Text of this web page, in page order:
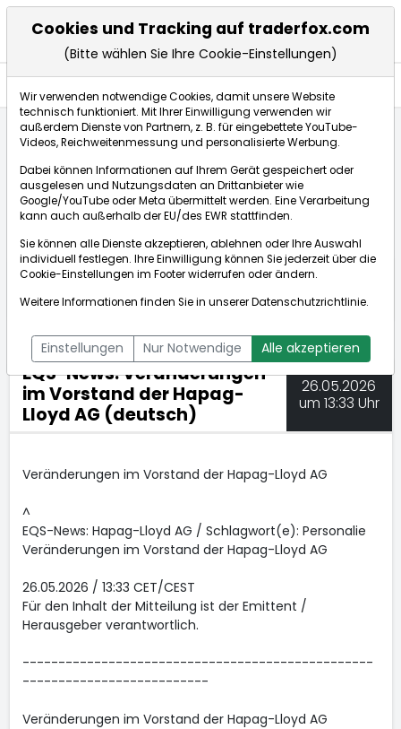
EQS-News: Veränderungen im Vorstand der Hapag-Llo...
dpa-AFX Compact
ÜBERSICHT DPA-AFX PROFEED
DPA-AFX COMPACT
NEWSBOT
EQS-News: Veränderungen
im Vorstand der Hapag-
Lloyd AG (deutsch)
26.05.2026
um 13:33 Uhr
Veränderungen im Vorstand der Hapag-Lloyd AG
^
EQS-News: Hapag-Lloyd AG / Schlagwort(e): Personalie
Veränderungen im Vorstand der Hapag-Lloyd AG
26.05.2026 / 13:33 CET/CEST
Für den Inhalt der Mitteilung ist der Emittent /
Herausgeber verantwortlich.
-------------------------------------------------
--------------------------
Veränderungen im Vorstand der Hapag-Lloyd AG
Cookies und Tracking auf traderfox.com
(Bitte wählen Sie Ihre Cookie-Einstellungen)
Wir verwenden notwendige Cookies, damit unsere Website
technisch funktioniert. Mit Ihrer Einwilligung verwenden wir
außerdem Dienste von Partnern, z. B. für eingebettete YouTube-
Videos, Reichweitenmessung und personalisierte Werbung.
Dabei können Informationen auf Ihrem Gerät gespeichert oder
ausgelesen und Nutzungsdaten an Drittanbieter wie
Google/YouTube oder Meta übermittelt werden. Eine Verarbeitung
kann auch außerhalb der EU/des EWR stattfinden.
Sie können alle Dienste akzeptieren, ablehnen oder Ihre Auswahl
individuell festlegen. Ihre Einwilligung können Sie jederzeit über die
Cookie-Einstellungen im Footer widerrufen oder ändern.
Weitere Informationen finden Sie in unsererDatenschutzrichtlinie.
Einstellungen Nur Notwendige Alle akzeptieren